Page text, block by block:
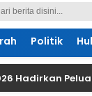
Politik
Hadirkan